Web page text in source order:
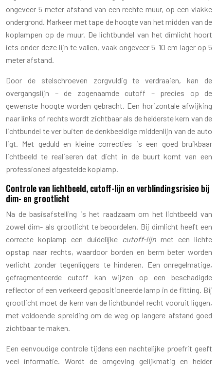
ongeveer 5 meter afstand van een rechte muur, op een vlakke
ondergrond. Markeer met tape de hoogte van het midden van de
koplampen op de muur. De lichtbundel van het dimlicht hoort
iets onder deze lijn te vallen, vaak ongeveer 5–10 cm lager op 5
meter afstand.
Door de stelschroeven zorgvuldig te verdraaien, kan de
overgangslijn – de zogenaamde cutoff – precies op de
gewenste hoogte worden gebracht. Een horizontale afwijking
naar links of rechts wordt zichtbaar als de helderste kern van de
lichtbundel te ver buiten de denkbeeldige middenlijn van de auto
ligt. Met geduld en kleine correcties is een goed bruikbaar
lichtbeeld te realiseren dat dicht in de buurt komt van een
professioneel afgestelde koplamp.
Controle van lichtbeeld, cutoff-lijn en verblindingsrisico bij
dim- en grootlicht
Na de basisafstelling is het raadzaam om het lichtbeeld van
zowel dim- als grootlicht te beoordelen. Bij dimlicht heeft een
correcte koplamp een duidelijke cutoff-lijn met een lichte
opstap naar rechts, waardoor borden en berm beter worden
verlicht zonder tegenliggers te hinderen. Een onregelmatige,
gefragmenteerde cutoff kan wijzen op een beschadigde
reflector of een verkeerd gepositioneerde lamp in de fitting. Bij
grootlicht moet de kern van de lichtbundel recht vooruit liggen,
met voldoende spreiding om de weg op langere afstand goed
zichtbaar te maken.
Een eenvoudige controle tijdens een nachtelijke proefrit geeft
veel informatie. Wordt de omgeving gelijkmatig en helder